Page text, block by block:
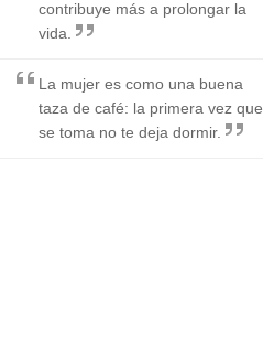
contribuye más a prolongar la
vida.
La mujer es como una buena
taza de café: la primera vez que
se toma no te deja dormir.